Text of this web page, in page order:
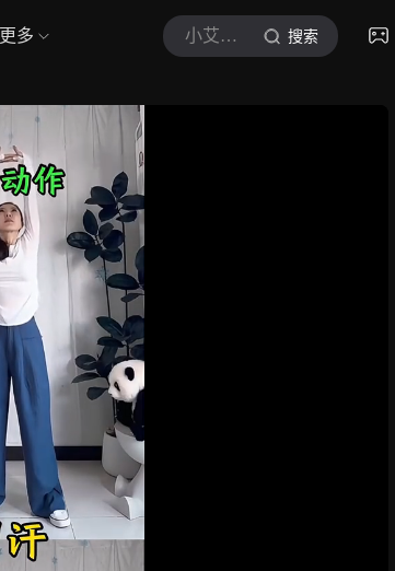
更多 小艾手部运动 搜索